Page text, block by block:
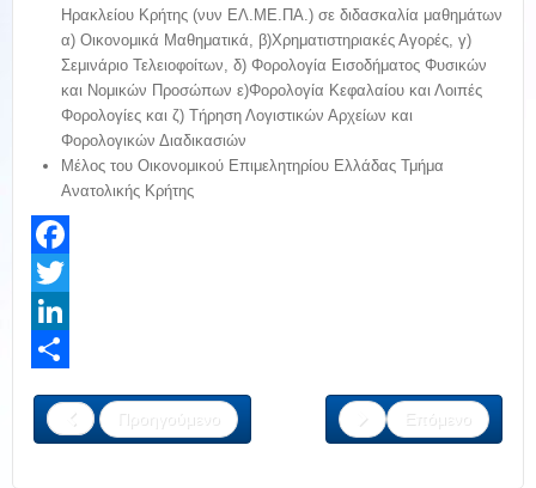
Ηρακλείου Κρήτης (νυν ΕΛ.ΜΕ.ΠΑ.) σε διδασκαλία μαθημάτων
α) Οικονομικά Μαθηματικά, β)Χρηματιστηριακές Αγορές, γ)
Σεμινάριο Τελειοφοίτων, δ) Φορολογία Εισοδήματος Φυσικών
και Νομικών Προσώπων ε)Φορολογία Κεφαλαίου και Λοιπές
Φορολογίες και ζ) Τήρηση Λογιστικών Αρχείων και
Φορολογικών Διαδικασιών
Μέλος του Οικονομικού Επιμελητηρίου Ελλάδας Τμήμα
Ανατολικής Κρήτης
Facebook
Twitter
LinkedIn
Προηγούμενο
Επόμενο